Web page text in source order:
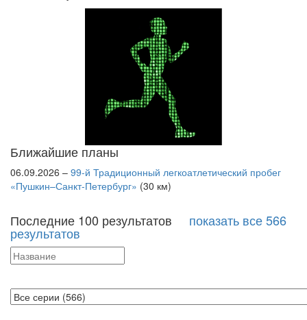
Ближайшие планы
06.09.2026 – 99-й Традиционный легкоатлетический пробег
«Пушкин–Санкт-Петербург» (30 км)
Последние 100 результатов показать все 566
результатов